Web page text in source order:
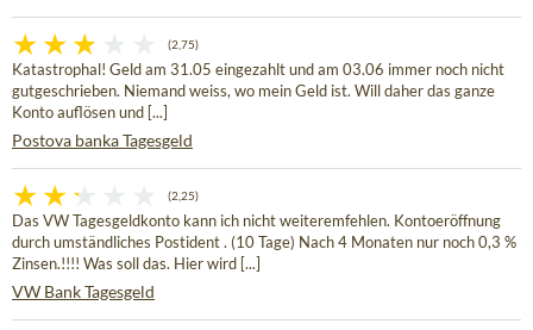
(2,75)
Katastrophal! Geld am 31.05 eingezahlt und am 03.06 immer noch nicht
gutgeschrieben. Niemand weiss, wo mein Geld ist. Will daher das ganze
Konto auflösen und [...]
Postova banka Tagesgeld
(2,25)
Das VW Tagesgeldkonto kann ich nicht weiteremfehlen. Kontoeröffnung
durch umständliches Postident . (10 Tage) Nach 4 Monaten nur noch 0,3 %
Zinsen.!!!! Was soll das. Hier wird [...]
VW Bank Tagesgeld